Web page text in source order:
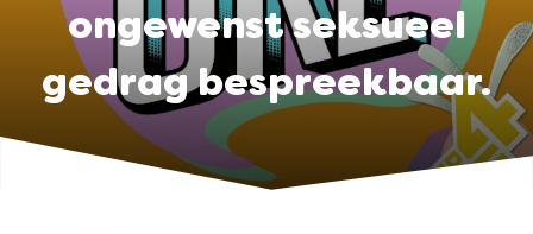
ongewenst seksueel
gedrag bespreekbaar.